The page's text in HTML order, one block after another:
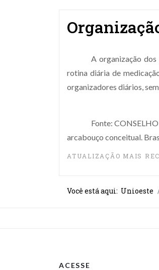
A organização
rotina diária de
organizadores diários,
Fonte:
arcabouço conceitual.
ATUALIZAÇÃO MAIS
Você está aqui: Unioeste
ACESSE